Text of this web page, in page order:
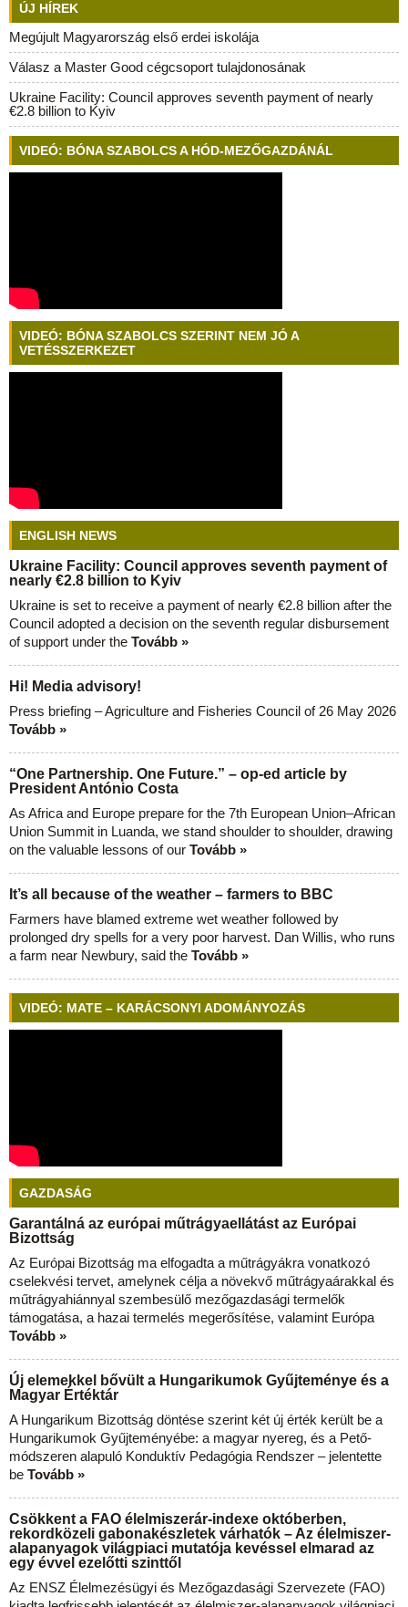
ÚJ HÍREK
Megújult Magyarország első erdei iskolája
Válasz a Master Good cégcsoport tulajdonosának
Ukraine Facility: Council approves seventh payment of nearly
€2.8 billion to Kyiv
VIDEÓ: BÓNA SZABOLCS A HÓD-MEZŐGAZDÁNÁL
VIDEÓ: BÓNA SZABOLCS SZERINT NEM JÓ A
VETÉSSZERKEZET
ENGLISH NEWS
Ukraine Facility: Council approves seventh payment of
nearly €2.8 billion to Kyiv
Ukraine is set to receive a payment of nearly €2.8 billion after the
Council adopted a decision on the seventh regular disbursement
of support under the Tovább »
Hi! Media advisory!
Press briefing – Agriculture and Fisheries Council of 26 May 2026
Tovább »
“One Partnership. One Future.” – op-ed article by
President António Costa
As Africa and Europe prepare for the 7th European Union–African
Union Summit in Luanda, we stand shoulder to shoulder, drawing
on the valuable lessons of our Tovább »
It’s all because of the weather – farmers to BBC
Farmers have blamed extreme wet weather followed by
prolonged dry spells for a very poor harvest. Dan Willis, who runs
a farm near Newbury, said the Tovább »
VIDEÓ: MATE – KARÁCSONYI ADOMÁNYOZÁS
GAZDASÁG
Garantálná az európai műtrágyaellátást az Európai
Bizottság
Az Európai Bizottság ma elfogadta a műtrágyákra vonatkozó
cselekvési tervet, amelynek célja a növekvő műtrágyaárakkal és
műtrágyahiánnyal szembesülő mezőgazdasági termelők
támogatása, a hazai termelés megerősítése, valamint Európa
Tovább »
Új elemekkel bővült a Hungarikumok Gyűjteménye és a
Magyar Értéktár
A Hungarikum Bizottság döntése szerint két új érték került be a
Hungarikumok Gyűjteményébe: a magyar nyereg, és a Pető-
módszeren alapuló Konduktív Pedagógia Rendszer – jelentette
be Tovább »
Csökkent a FAO élelmiszerár-indexe októberben,
rekordközeli gabonakészletek várhatók – Az élelmiszer-
alapanyagok világpiaci mutatója kevéssel elmarad az
egy évvel ezelőtti szinttől
Az ENSZ Élelmezésügyi és Mezőgazdasági Szervezete (FAO)